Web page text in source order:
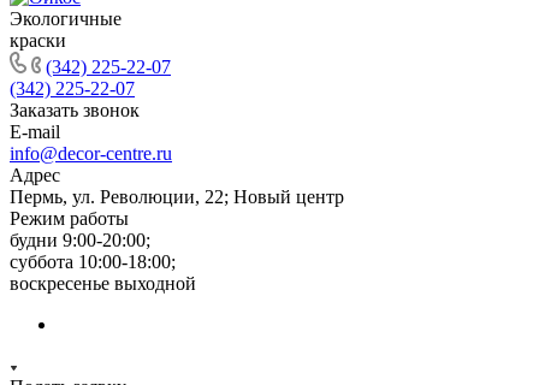
Экологичные
краски
(342) 225-22-07
(342) 225-22-07
Заказать звонок
E-mail
info@decor-centre.ru
Адрес
Пермь, ул. Революции, 22; Новый центр
Режим работы
будни 9:00-20:00;
суббота 10:00-18:00;
воскресенье выходной